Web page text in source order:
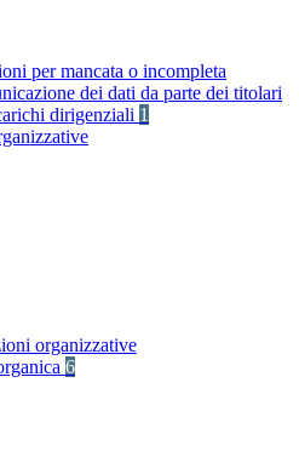
per mancata o incompleta
dei dati da parte dei titolari
dirigenziali 1
organizzative
6